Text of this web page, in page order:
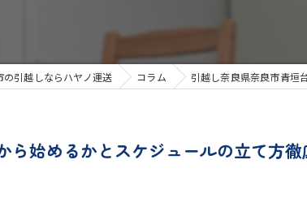
の引越しならハヤノ運送 コラム 引越し奈良県奈良市青垣
ら始めるかとスケジュールの立て方